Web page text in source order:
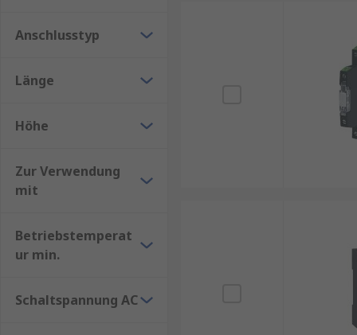
Anschlusstyp
Länge
Höhe
Zur Verwendung
mit
Betriebstemperat
ur min.
Schaltspannung AC